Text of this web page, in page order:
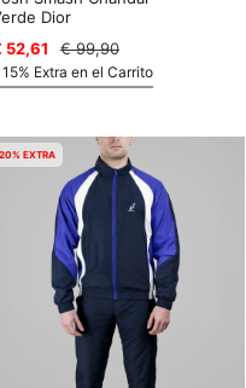
Dior
52,61
€ 99,90
Extra en el Carrito
EXTRA